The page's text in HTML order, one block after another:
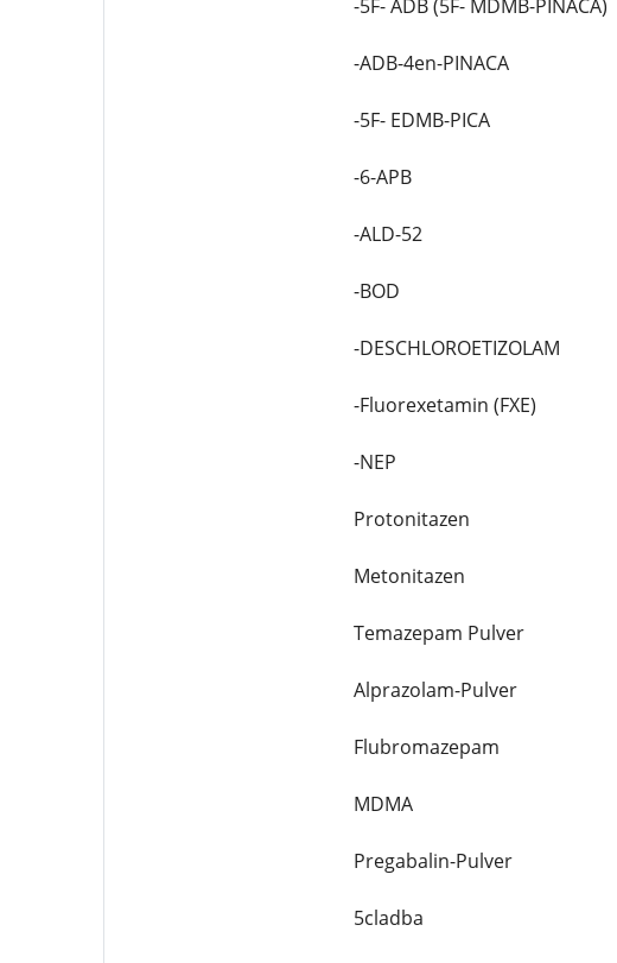
-5F- ADB (5F- MDMB-PINACA)
-ADB-4en-PINACA
-5F- EDMB-PICA
-6-APB
-ALD-52
-BOD
-DESCHLOROETIZOLAM
-Fluorexetamin (FXE)
-NEP
Protonitazen
Metonitazen
Temazepam Pulver
Alprazolam-Pulver
Flubromazepam
MDMA
Pregabalin-Pulver
5cladba